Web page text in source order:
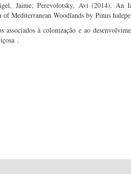
Jaime; Perevolotsky, Avi (2014). An
Mediterranean Woodlands by Pinus
à colonização e ao
.